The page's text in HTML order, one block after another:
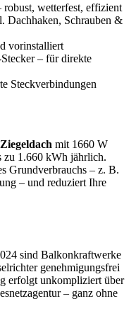
robust, wetterfest, effizient
Dachhaken, Schrauben &
vorinstalliert
– für direkte
Steckverbindungen
mit 1660 W
zu 1.660 kWh jährlich.
Grundverbrauchs – z. B.
– und reduziert Ihre
sind Balkonkraftwerke
genehmigungsfrei
erfolgt unkompliziert über
– ganz ohne